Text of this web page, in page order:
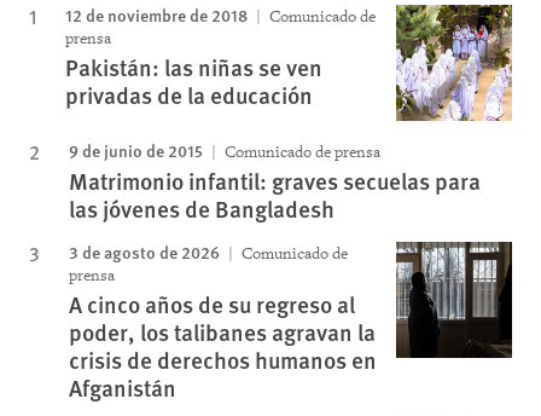
12 de noviembre de 2018
Comunicado de
prensa
Pakistán: las niñas se ven
privadas de la educación
9 de junio de 2015 Comunicado de prensa
Matrimonio infantil: graves secuelas para
las jóvenes de Bangladesh
3 de agosto de 2026
Comunicado de
prensa
A cinco años de su regreso al
poder, los talibanes agravan la
crisis de derechos humanos en
Afganistán